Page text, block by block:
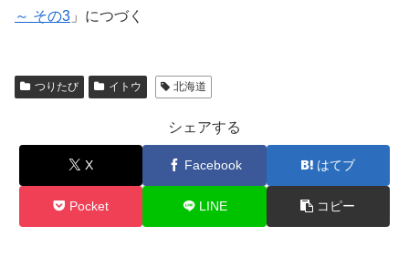
～ その3 」につづく
つりたび イトウ 北海道
シェアする
X Facebook はてブ
Pocket LINE コピー